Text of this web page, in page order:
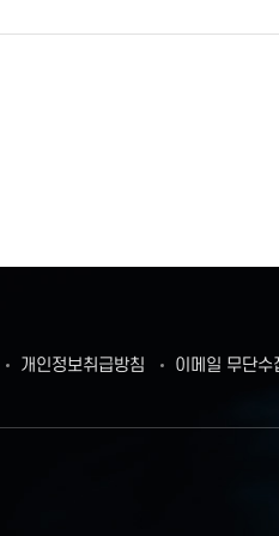
개인정보취급방침 이메일 무단수